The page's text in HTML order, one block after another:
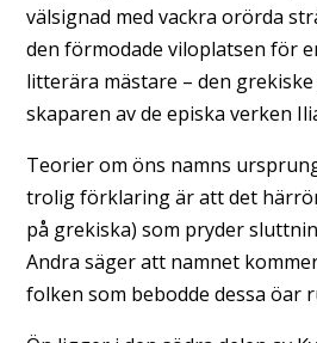
välsignad med vackra orörda
den förmodade viloplatsen för
litterära mästare – den
skaparen av de episka verken
Teorier om öns namns
trolig förklaring är att det
på grekiska) som pryder
Andra säger att namnet
folken som bebodde dessa öar